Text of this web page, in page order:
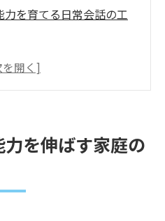
力を育てる日常会話の工
小学生非認知能力サポー
む非認知能力サポートの
小学生非認知能力で育成
を伸ばす家庭の